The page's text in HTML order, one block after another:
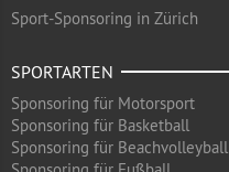
Sport-Sponsoring in Zürich
SPORTARTEN
Sponsoring für Motorsport
Sponsoring für Basketball
Sponsoring für Beachvolleyball